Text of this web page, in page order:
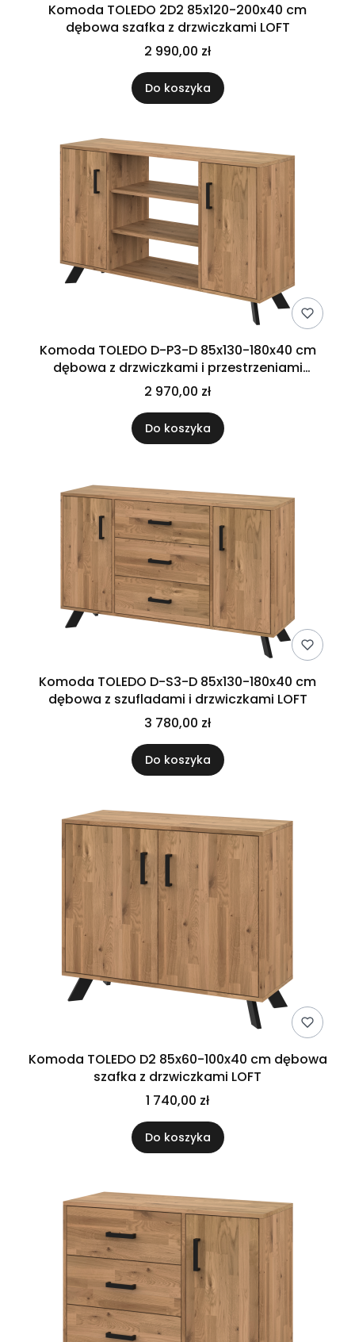
Komoda TOLEDO 2D2 85x120-200x40 cm
dębowa szafka z drzwiczkami LOFT
2 990,00 zł
Do koszyka
Komoda TOLEDO D-P3-D 85x130-180x40 cm
dębowa z drzwiczkami i przestrzeniami
otwartymi LOFT
2 970,00 zł
Do koszyka
Komoda TOLEDO D-S3-D 85x130-180x40 cm
dębowa z szufladami i drzwiczkami LOFT
3 780,00 zł
Do koszyka
Komoda TOLEDO D2 85x60-100x40 cm dębowa
szafka z drzwiczkami LOFT
1 740,00 zł
Do koszyka